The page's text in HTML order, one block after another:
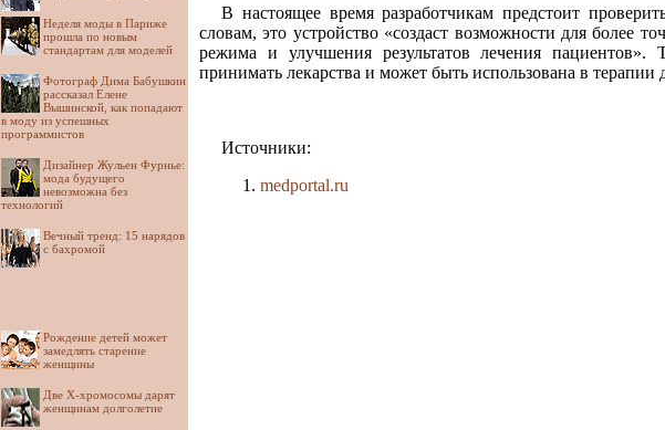
Неделя моды в Париже
прошла по новым
стандартам для моделей
Фотограф Дима Бабушкин
рассказал Елене
Вышинской, как попадают
в моду из успешных
программистов
Дизайнер Жульен Фурнье:
мода будущего
невозможна без
технологий
Вечный тренд: 15 нарядов
с бахромой
Рождение детей может
замедлять старение
женщины
Две Х-хромосомы дарят
женщинам долголетие
В настоящее время разработчикам предстоит
словам, это устройство «создаст возможности для более
режима и улучшения результатов лечения пациентов».
принимать лекарства и может быть использована в
Источники:
medportal.ru